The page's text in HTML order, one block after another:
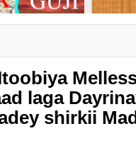
laga
shirkii